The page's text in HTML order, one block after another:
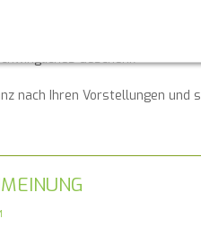
Geschenk
Geschenk
nach Ihren Vorstellungen und